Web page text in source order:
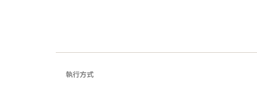
執行方式